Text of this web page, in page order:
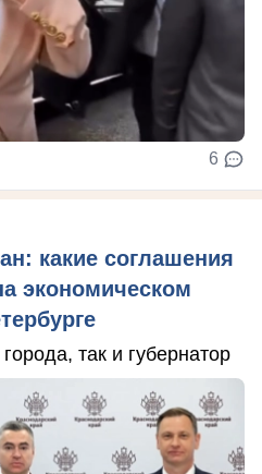
6
какие соглашения
экономическом
так и губернатор